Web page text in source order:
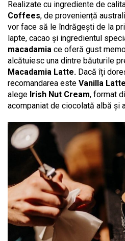
Realizate cu ingrediente de
Coffees, de proveniență
vor face să le îndrăgești de la
lapte, cacao și ingredientul
macadamia ce oferă gust
alcătuiesc una dintre băuturile
Macadamia Latte. Dacă îți
recomandarea este Vanilla Latte
alege Irish Nut Cream, format
acompaniat de ciocolată albă și